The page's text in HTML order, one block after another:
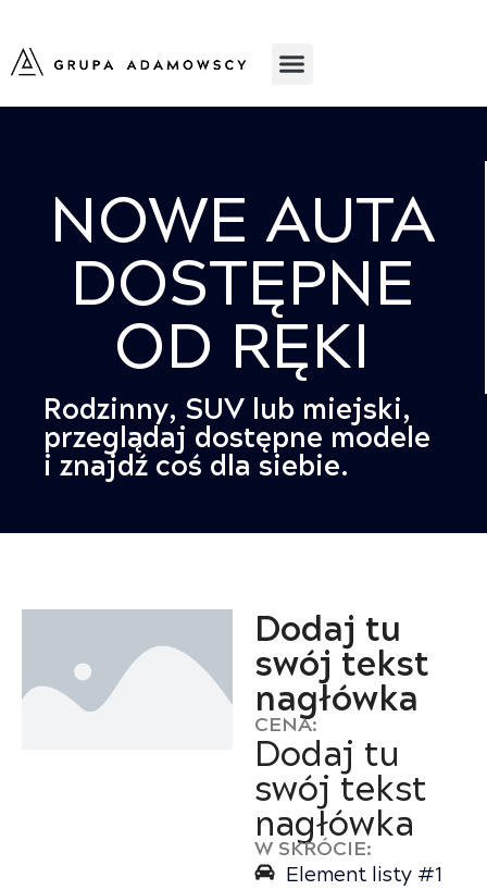
NOWE AUTA
DOSTĘPNE
OD RĘKI
Rodzinny, SUV lub miejski,
przeglądaj dostępne modele
i znajdź coś dla siebie.
Dodaj tu
swój tekst
nagłówka
CENA:
Dodaj tu
swój tekst
nagłówka
W SKRÓCIE:
Element listy #1